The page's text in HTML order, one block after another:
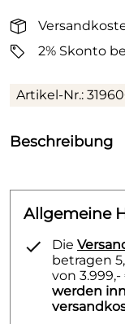
2% Skonto
Artikel-Nr.:
Beschreibung
Anschlussart:
Stichmaß: 150
Allgemeine
Die
betragen
von 3.999,-
werden